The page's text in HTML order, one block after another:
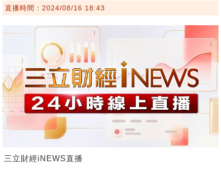
直播時間：2024/08/16 18:43
三立財經iNEWS直播